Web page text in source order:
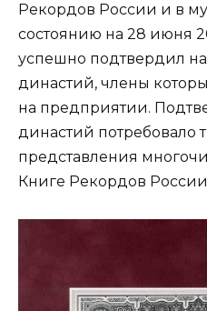
Рекордов России и в
состоянию на 28 июня
успешно подтвердил
династий, члены
на предприятии.
династий потребовало
представления
Книге Рекордов